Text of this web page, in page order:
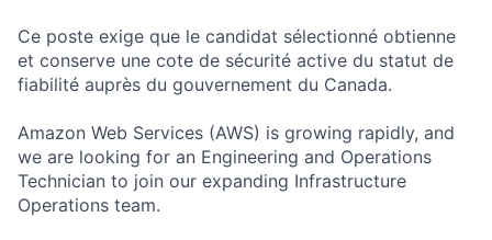
Ce poste exige que le candidat sélectionné obtienne
et conserve une cote de sécurité active du statut de
fiabilité auprès du gouvernement du Canada.
Amazon Web Services (AWS) is growing rapidly, and
we are looking for an Engineering and Operations
Technician to join our expanding Infrastructure
Operations team.